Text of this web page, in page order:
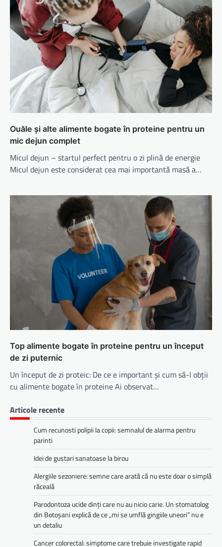
Ouăle și alte alimente bogate în proteine pentru un
mic dejun complet
Micul dejun – startul perfect pentru o zi plină de energie
Micul dejun este considerat cea mai importantă masă a…
Top alimente bogate în proteine pentru un început
de zi puternic
Un început de zi proteic: De ce e important și cum să-l obții
cu alimente bogate în proteine Ai observat…
Articole recente
Cum recunosti polipii la copii: semnalul de alarma pentru
parinti
Idei de gustari sanatoase la birou
Alergiile sezoniere: semne care arată că nu este doar o simplă
răceală
Parodontoza ucide dinți care nu au nicio carie. Un stomatolog
din Botoșani explică de ce „mi se umflă gingiile uneori” nu e
un detaliu
Cancer colorectal: simptome care trebuie investigate rapid